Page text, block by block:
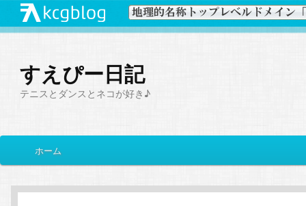
すえぴー日記
テニスとダンスとネコが好き♪
イ
メ
イ
サ
ブ
ホーム